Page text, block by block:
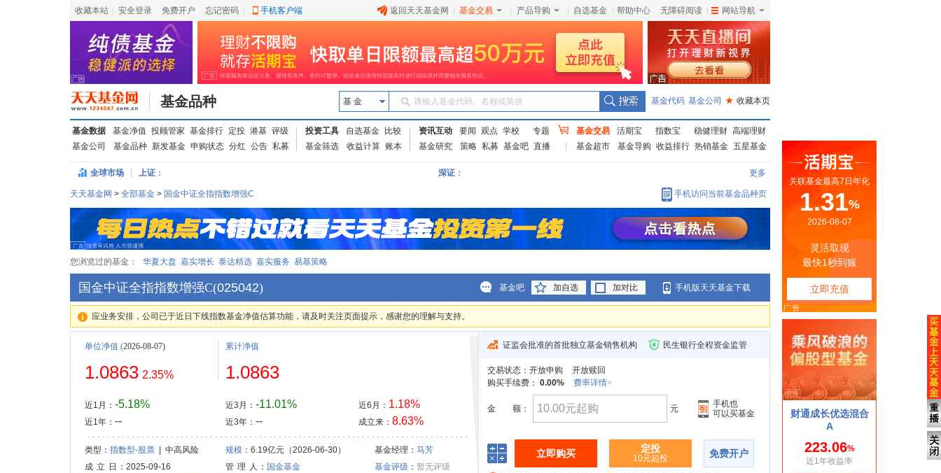
收藏本站 安全登录 免费开户 忘记密码 手机客户端 返回天天基金网 基金交易 产品导购 自选基金 帮助中心 无障碍阅读 网站导航
基金品种 基 金 请输入基金代码、名称或简拼 基金代码 基金公司 ★ 收藏本页
基金数据 基金净值 投顾管家 基金排行 定投 港基 评级
基金公司
基金品种 新发基金 申购状态 分红 公告 私募
投资工具 自选基金
比较
基金筛选
收益计算 账本
资讯互动 要闻 观点 学校
专题
基金研究
策略 私募 基金吧 直播
基金交易 活期宝 指数宝 稳健理财 高端理财
基金超市
基金导购 收益排行 热销基金 五星基金
全球市场 上证： 深证： 更多
天天基金网 > 全部基金 > 国金中证全指指数增强C 手机访问当前基金品种页
您浏览过的基金： 华夏大盘 嘉实增长 泰达精选 嘉实服务 易基策略
国金中证全指指数增强C(025042) 基金吧 加自选 加对比 手机版天天基金下载
应业务安排，公司已于近日下线指数基金净值估算功能，请及时关注页面提示，感谢您的理解与支持。
单位净值 (2026-08-07)
1.0863 2.35%
近1月： -5.18%
近1年： --
累计净值
1.0863
近3月： -11.01%
近3年： --
近6月： 1.18%
成立来： 8.63%
类型： 指数型-股票| 中高风险 规模：6.19亿元（2026-06-30） 基金经理： 马芳
成 立 日
：2025-09-16 管 理 人 ： 国金基金 基金评级 ： 暂无评级
证监会批准的首批独立基金销售机构 民生银行全程资金监管
交易状态： 开放申购
开放赎回
购买手续费： 0.00% 费率详情>
金 额： 元
手机也
可以买基金
立即购买 定投
10元起投 免费开户